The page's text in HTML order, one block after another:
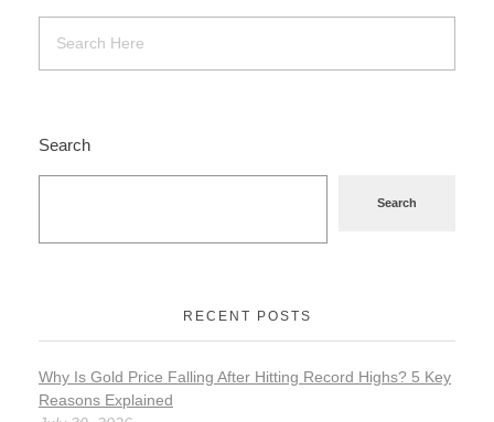
Search
Search
RECENT POSTS
Why Is Gold Price Falling After Hitting Record Highs? 5 Key
Reasons Explained